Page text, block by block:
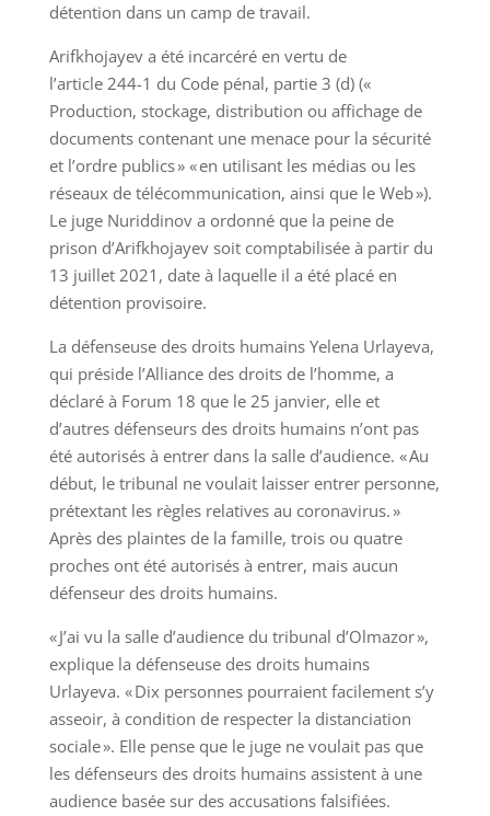
détention dans un camp de travail.
Arifkhojayev a été incarcéré en vertu de
l’article 244-1 du Code pénal, partie 3 (d) («
Production, stockage, distribution ou affichage de
documents contenant une menace pour la sécurité
et l’ordre publics » « en utilisant les médias ou les
réseaux de télécommunication, ainsi que le Web »).
Le juge Nuriddinov a ordonné que la peine de
prison d’Arifkhojayev soit comptabilisée à partir du
13 juillet 2021, date à laquelle il a été placé en
détention provisoire.
La défenseuse des droits humains Yelena Urlayeva,
qui préside l’Alliance des droits de l’homme, a
déclaré à Forum 18 que le 25 janvier, elle et
d’autres défenseurs des droits humains n’ont pas
été autorisés à entrer dans la salle d’audience. « Au
début, le tribunal ne voulait laisser entrer personne,
prétextant les règles relatives au coronavirus. »
Après des plaintes de la famille, trois ou quatre
proches ont été autorisés à entrer, mais aucun
défenseur des droits humains.
« J’ai vu la salle d’audience du tribunal d’Olmazor »,
explique la défenseuse des droits humains
Urlayeva. « Dix personnes pourraient facilement s’y
asseoir, à condition de respecter la distanciation
sociale ». Elle pense que le juge ne voulait pas que
les défenseurs des droits humains assistent à une
audience basée sur des accusations falsifiées.